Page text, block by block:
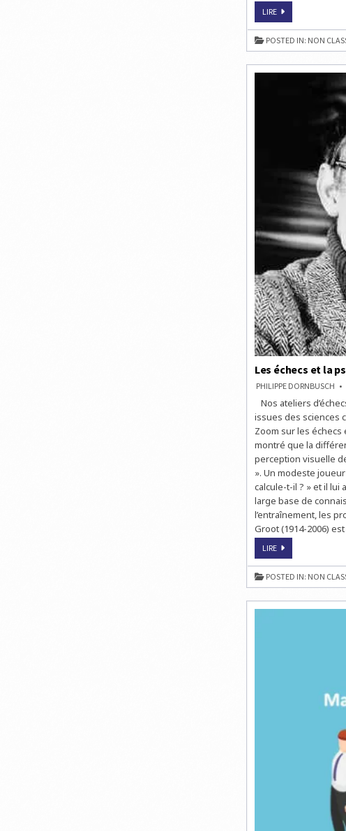
LIRELE
ELO
AUX
ÉCHECS
POSTED IN: NON
Les échecs et la
PHILIPPE DORNBUSCH
Nos ateliers
issues des sciences
Zoom sur les échecs
montré que la
perception visuelle
». Un modeste
calcule-t-il ? » et il lui
large base de
l’entraînement, les
Groot (1914-2006)
LIRELES
ET
LA
PSYCHOLOGIE
COGNITIVE
POSTED IN: NON